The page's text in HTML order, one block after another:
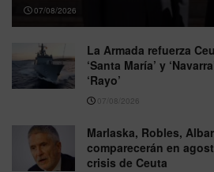
07/08/2026
La Armada refuerza
‘Santa María’ y
‘Rayo’
07/08/2026
Marlaska, Robles,
comparecerán en
crisis de Ceuta